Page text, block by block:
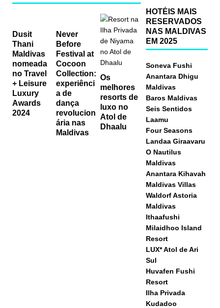
Dusit
Thani
Maldivas
nomeada
no Travel
+ Leisure
Luxury
Awards
2024
Never
Before
Festival at
Cocoon
Collection:
experiênci
a de
dança
revolucion
ária nas
Maldivas
Os
melhores
resorts de
luxo no
Atol de
Dhaalu
HOTÉIS MAIS
RESERVADOS
NAS MALDIVAS
EM 2025
Soneva Fushi
Anantara Dhigu
Maldivas
Baros Maldivas
Seis Sentidos
Laamu
Four Seasons
Landaa Giraavaru
O Nautilus
Maldivas
Anantara Kihavah
Maldivas Villas
Waldorf Astoria
Maldivas
Ithaafushi
Milaidhoo Island
Resort
LUX* Atol de Ari
Sul
Huvafen Fushi
Resort
Ilha Privada
Kudadoo